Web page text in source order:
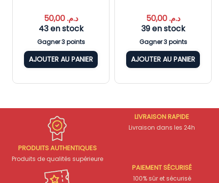
د.م.50,00
43 en stock
Gagner 3 points
AJOUTER AU PANIER
د.م.50,00
39 en stock
Gagner 3 points
AJOUTER AU PANIER
PRODUITS AUTHENTIQUES
Produits de qualités supérieure
LIVRAISON RAPIDE
Livraison dans les 24h
PAIEMENT SÉCURISÉ
100% sûr et sécurisé